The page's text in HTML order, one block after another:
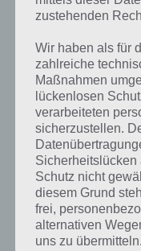
Rund ist die Lösung für
gibt es dazu zu wissen?
bestimmten Lösungen
kurze Begriffserklärung!
Zu Rund haben wir
Auf WhatsApp
Tweet auf Twitter
zustehenden
Wir haben als für
zahlreiche
Maßnahmen
lückenlosen
verarbeiteten
sicherzustellen.
Sicherheitslücken
Schutz nicht
diesem Grund
frei,
alternativen
uns zu übermitteln.